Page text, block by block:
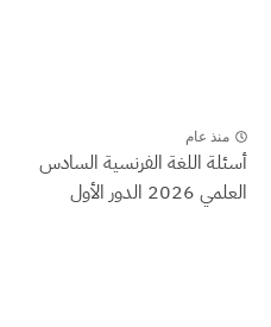
منذ عام
أسئلة اللغة الفرنسية السادس
العلمي 2026 الدور الأول